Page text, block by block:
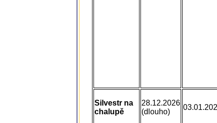
Silvestr na
chalupě
28.12.2026
(dlouho)